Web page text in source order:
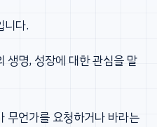
다.
생명, 성장에 대한 관심을 말
무언가를 요청하거나 바라는